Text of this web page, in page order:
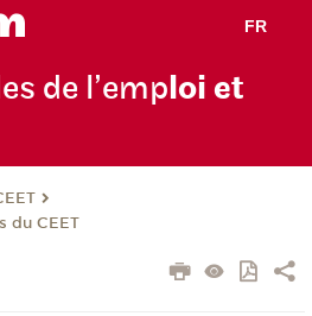
FR
de l’emploi et
du CEET